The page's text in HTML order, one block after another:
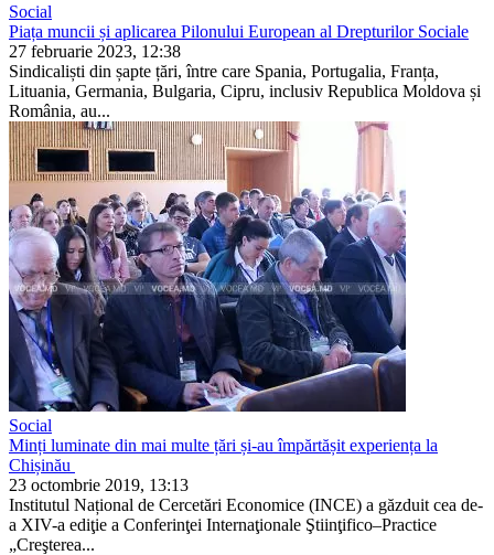
Social
Piața muncii și aplicarea Pilonului European al Drepturilor Sociale
27 februarie 2023, 12:38
Sindicaliști din șapte țări, între care Spania, Portugalia, Franța,
Lituania, Germania, Bulgaria, Cipru, inclusiv Republica Moldova și
România, au...
Social
Minți luminate din mai multe țări și-au împărtășit experiența la
Chișinău
23 octombrie 2019, 13:13
Institutul Național de Cercetări Eco­nomice (INCE) a găzduit cea de-
a XIV-a ediţie a Conferinţei Interna­ţionale Ştiinţifico–Practice
„Creşterea...